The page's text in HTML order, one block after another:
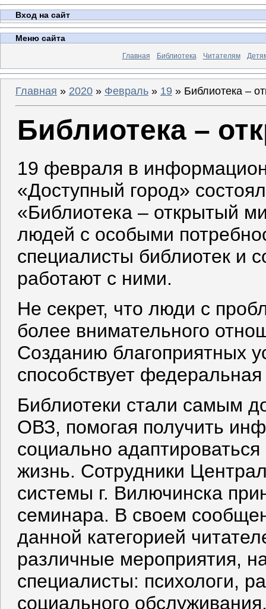
Вход на сайт
Меню сайта
Главная Библиотека Читателям
Главная » 2020 » Февраль » 19 » Библиотека –
Библиотека –
19 февраля в
«Доступный город»
«Библиотека – открытый
людей с особыми
специалисты библиотек и
работают с ними.
Не секрет, что люди с
более внимательного
Созданию благоприятных
способствует
Библиотеки стали самым
ОВЗ, помогая получить
социально
жизнь. Сотрудники
системы г. Вилючинска
семинара. В своем
данной категорией
различные мероприятия,
специалисты: психологи,
социального